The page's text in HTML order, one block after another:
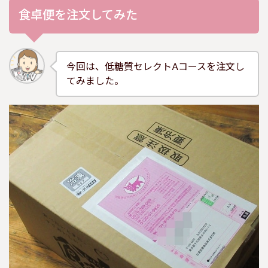
食卓便を注文してみた
今回は、低糖質セレクトAコースを注文し
てみました。